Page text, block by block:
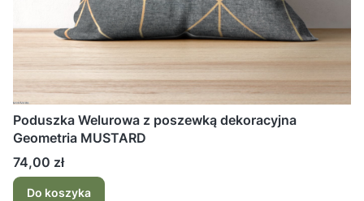
Poduszka Welurowa z poszewką dekoracyjna
Geometria MUSTARD
Cena
74,00 zł
Do koszyka